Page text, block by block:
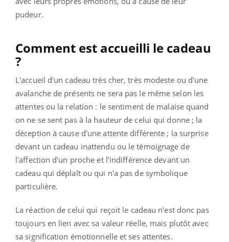
pudeur.
Comment est accueilli le cadeau
?
L'accueil d'un cadeau très cher, très modeste ou d'une
avalanche de présents ne sera pas le même selon les
attentes ou la relation : le sentiment de malaise quand
on ne se sent pas à la hauteur de celui qui donne ; la
déception à cause d'une attente différente ; la surprise
devant un cadeau inattendu ou le témoignage de
l'affection d'un proche et l’indifférence devant un
cadeau qui déplaît ou qui n'a pas de symbolique
particulière.
La réaction de celui qui reçoit le cadeau n'est donc pas
toujours en lien avec sa valeur réelle, mais plutôt avec
sa signification émotionnelle et ses attentes.